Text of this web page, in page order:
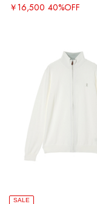
￥16,500 40%OFF
SALE